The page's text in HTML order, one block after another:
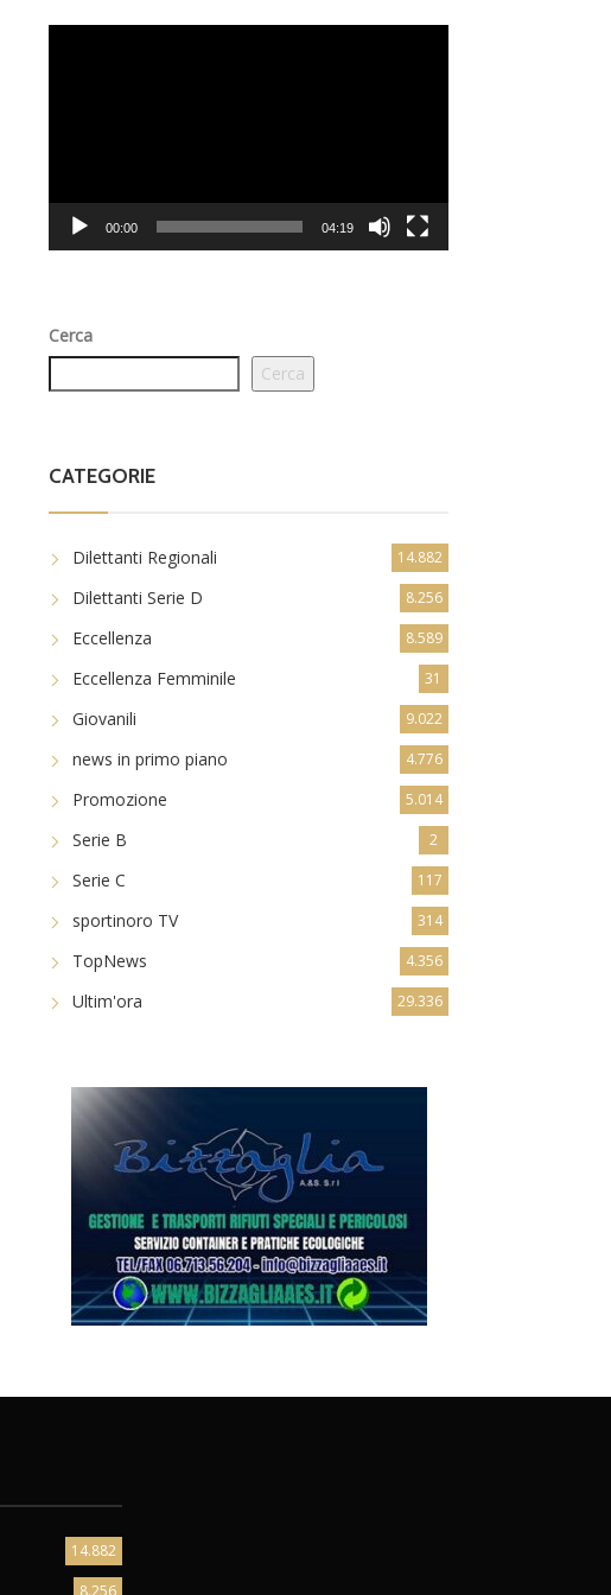
00:00 04:19
Cerca
Cerca
CATEGORIE
Dilettanti Regionali 14.882
Dilettanti Serie D 8.256
Eccellenza 8.589
Eccellenza Femminile 31
Giovanili 9.022
news in primo piano 4.776
Promozione 5.014
Serie B 2
Serie C 117
sportinoro TV 314
TopNews 4.356
Ultim'ora 29.336
14.882
8.256